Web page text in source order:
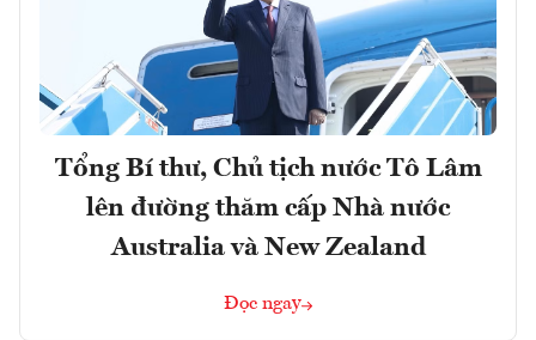
Tổng Bí thư, Chủ tịch nước Tô Lâm
lên đường thăm cấp Nhà nước
Australia và New Zealand
Đọc ngay